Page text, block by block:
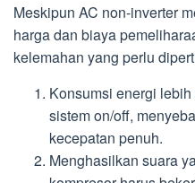
Meskipun AC non-inverter
harga dan biaya
kelemahan yang perlu
Konsumsi energi
sistem on/off,
kecepatan penuh.
Menghasilkan suara